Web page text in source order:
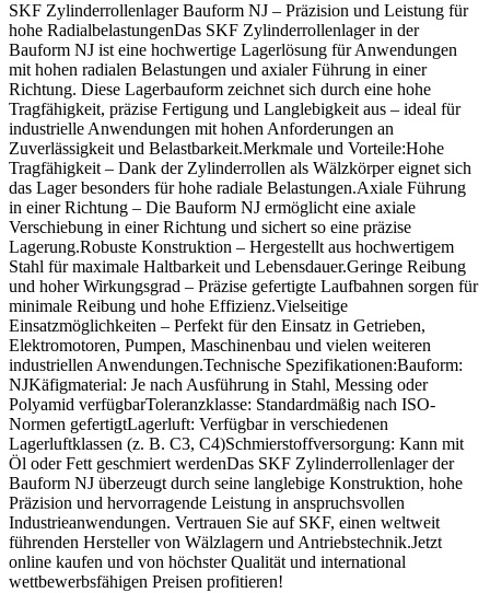
SKF Zylinderrollenlager Bauform NJ – Präzision und Leistung für
hohe RadialbelastungenDas SKF Zylinderrollenlager in der
Bauform NJ ist eine hochwertige Lagerlösung für Anwendungen
mit hohen radialen Belastungen und axialer Führung in einer
Richtung. Diese Lagerbauform zeichnet sich durch eine hohe
Tragfähigkeit, präzise Fertigung und Langlebigkeit aus – ideal für
industrielle Anwendungen mit hohen Anforderungen an
Zuverlässigkeit und Belastbarkeit.Merkmale und Vorteile:Hohe
Tragfähigkeit – Dank der Zylinderrollen als Wälzkörper eignet sich
das Lager besonders für hohe radiale Belastungen.Axiale Führung
in einer Richtung – Die Bauform NJ ermöglicht eine axiale
Verschiebung in einer Richtung und sichert so eine präzise
Lagerung.Robuste Konstruktion – Hergestellt aus hochwertigem
Stahl für maximale Haltbarkeit und Lebensdauer.Geringe Reibung
und hoher Wirkungsgrad – Präzise gefertigte Laufbahnen sorgen für
minimale Reibung und hohe Effizienz.Vielseitige
Einsatzmöglichkeiten – Perfekt für den Einsatz in Getrieben,
Elektromotoren, Pumpen, Maschinenbau und vielen weiteren
industriellen Anwendungen.Technische Spezifikationen:Bauform:
NJKäfigmaterial: Je nach Ausführung in Stahl, Messing oder
Polyamid verfügbarToleranzklasse: Standardmäßig nach ISO-
Normen gefertigtLagerluft: Verfügbar in verschiedenen
Lagerluftklassen (z. B. C3, C4)Schmierstoffversorgung: Kann mit
Öl oder Fett geschmiert werdenDas SKF Zylinderrollenlager der
Bauform NJ überzeugt durch seine langlebige Konstruktion, hohe
Präzision und hervorragende Leistung in anspruchsvollen
Industrieanwendungen. Vertrauen Sie auf SKF, einen weltweit
führenden Hersteller von Wälzlagern und Antriebstechnik.Jetzt
online kaufen und von höchster Qualität und international
wettbewerbsfähigen Preisen profitieren!